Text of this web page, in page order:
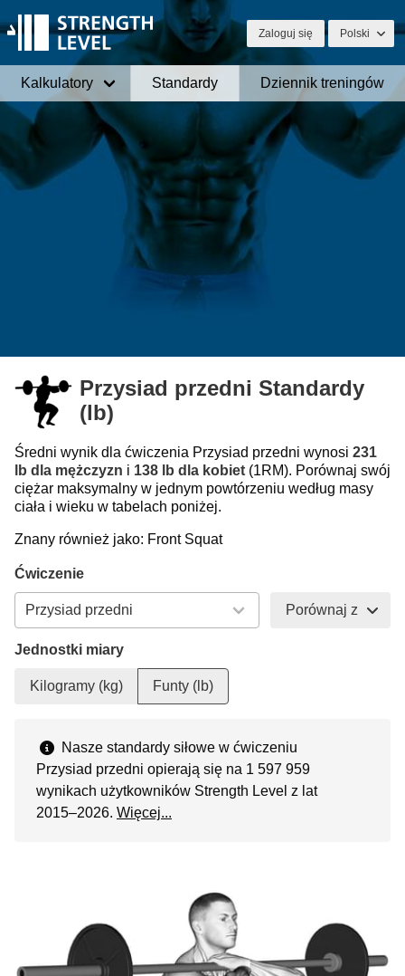
Zaloguj się Polski
Kalkulatory Standardy Dziennik treningów
Przysiad przedni Standardy
(lb)
Średni wynik dla ćwiczenia Przysiad przedni wynosi 231
lb dla mężczyzn i 138 lb dla kobiet (1RM). Porównaj swój
ciężar maksymalny w jednym powtórzeniu według masy
ciała i wieku w tabelach poniżej.
Znany również jako: Front Squat
Ćwiczenie
Porównaj z
Jednostki miary
Kilogramy (kg) Funty (lb)
Nasze standardy siłowe w ćwiczeniu
Przysiad przedni opierają się na 1 597 959
wynikach użytkowników Strength Level z lat
2015–2026. Więcej...